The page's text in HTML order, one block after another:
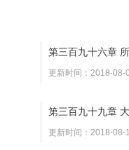
第三百九十六章
更新时间：2018-08-
第三百九十九章
更新时间：2018-08-